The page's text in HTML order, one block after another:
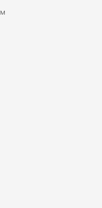
м